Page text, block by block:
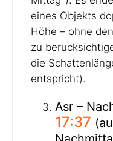
eines Objekts
Höhe – ohne
zu
die
entspricht).
Asr –
17:37